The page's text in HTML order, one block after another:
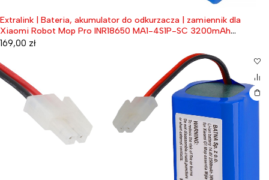
Extralink | Bateria, akumulator do odkurzacza | zamiennik dla
Xiaomi Robot Mop Pro INR18650 MA1-4S1P-SC 3200mAh
47.36Wh
169,00 zł